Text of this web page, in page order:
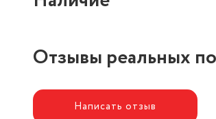
Отзывы реальных
Написать отзыв